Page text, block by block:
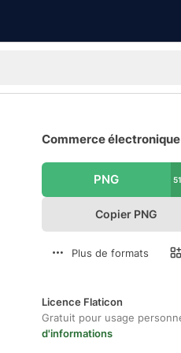
Commerce
PNG
Copier PNG
Plus de formats
Licence Flaticon
Gratuit pour usage
d'informations